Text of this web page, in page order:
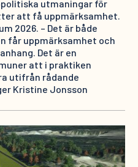
utmaningar för
att få uppmärksamhet.
2026. – Det är både
får uppmärksamhet och
Det är en
att i praktiken
utifrån rådande
Kristine Jonsson